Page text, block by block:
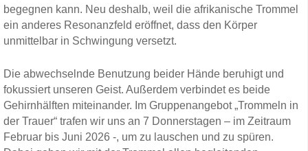
begegnen kann. Neu deshalb, weil die afrikanische Trommel
ein anderes Resonanzfeld eröffnet, dass den Körper
unmittelbar in Schwingung versetzt.
Die abwechselnde Benutzung beider Hände beruhigt und
fokussiert unseren Geist. Außerdem verbindet es beide
Gehirnhälften miteinander. Im Gruppenangebot „Trommeln in
der Trauer“ trafen wir uns an 7 Donnerstagen – im Zeitraum
Februar bis Juni 2026 -, um zu lauschen und zu spüren.